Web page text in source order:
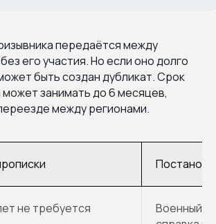
передаётся между
его участия. Но если оно долго
быть создан дубликат. Срок
занимать до 6 месяцев,
между регионами.
не требуется
Военный